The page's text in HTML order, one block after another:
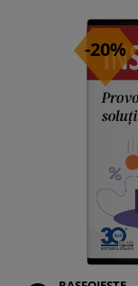
-20%